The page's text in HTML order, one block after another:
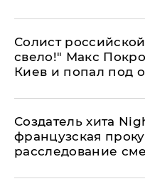
Солист
свело!" Макс
Киев и попал под
Создатель хита
французская
расследование